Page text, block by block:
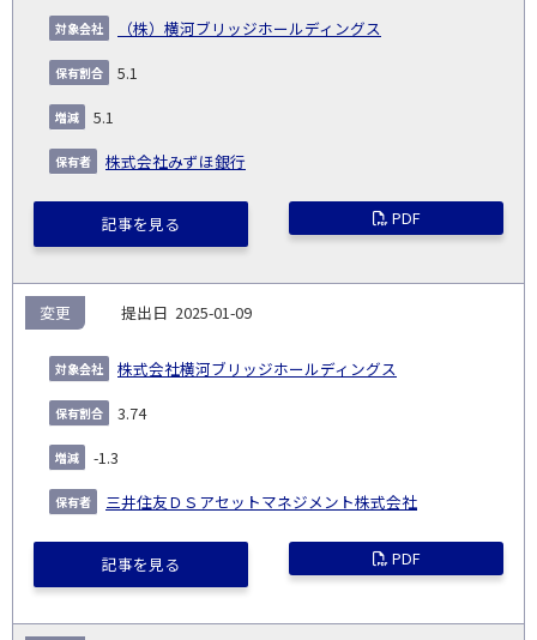
（株）横河ブリッジホールディングス
5.1
5.1
株式会社みずほ銀行
記事を見る PDF
2025-01-09
株式会社横河ブリッジホールディングス
変更
3.74
-1.3
三井住友ＤＳアセットマネジメント株式会社
記事を見る PDF